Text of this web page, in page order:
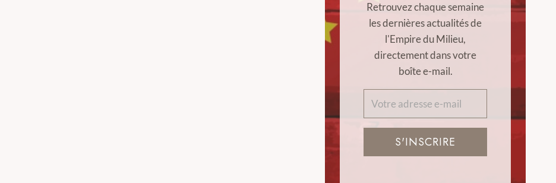
Retrouvez chaque semaine
les dernières actualités de
l'Empire du Milieu,
directement dans votre
boîte e-mail.
S'INSCRIRE